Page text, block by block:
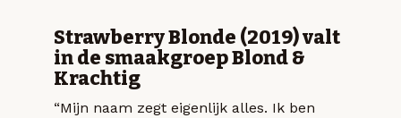
Strawberry Blonde (2019) valt
in de smaakgroep Blond &
Krachtig
“Mijn naam zegt eigenlijk alles. Ik ben